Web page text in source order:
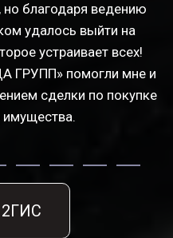
благодаря ведению
удалось выйти на
устраивает всех!
ГРУПП» помогли мне и
сделки по покупке